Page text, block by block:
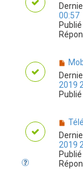
00:57
2019
2019